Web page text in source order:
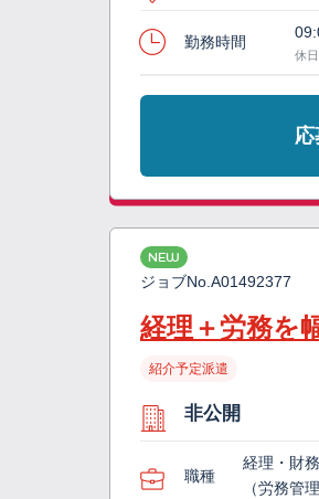
勤務時間
休
応
NEW
ジョブNo. A01492377
経理＋労務を
紹介予定派遣
非公開
職種
経理・財
（労務管